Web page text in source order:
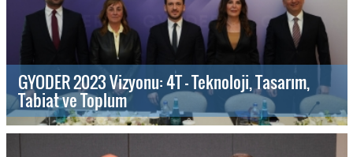
GYODER 2023 Vizyonu: 4T - Teknoloji, Tasarım,
Tabiat ve Toplum